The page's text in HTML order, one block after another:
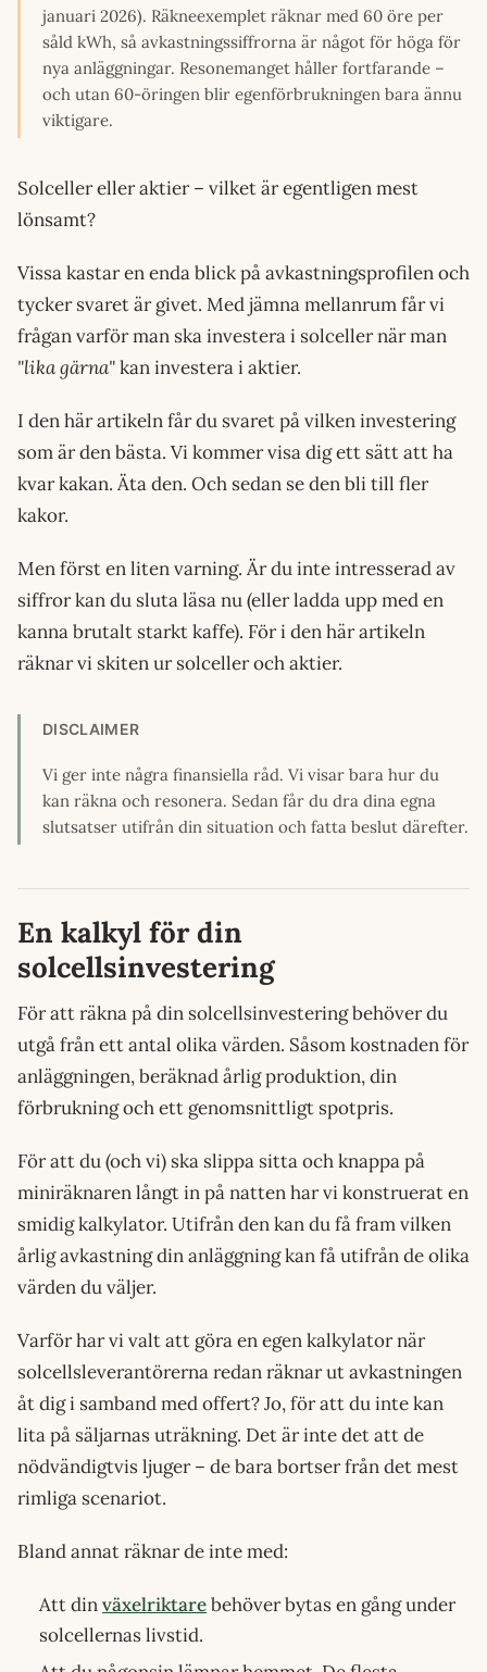
januari 2026). Räkneexemplet räknar med 60 öre per
såld kWh, så avkastningssiffrorna är något för höga för
nya anläggningar. Resonemanget håller fortfarande –
och utan 60-öringen blir egenförbrukningen bara ännu
viktigare.
Solceller eller aktier – vilket är egentligen mest
lönsamt?
Vissa kastar en enda blick på avkastningsprofilen och
tycker svaret är givet. Med jämna mellanrum får vi
frågan varför man ska investera i solceller när man
"lika gärna"kan investera i aktier.
I den här artikeln får du svaret på vilken investering
som är den bästa. Vi kommer visa dig ett sätt att ha
kvar kakan. Äta den. Och sedan se den bli till fler
kakor.
Men först en liten varning. Är du inte intresserad av
siffror kan du sluta läsa nu (eller ladda upp med en
kanna brutalt starkt kaffe). För i den här artikeln
räknar vi skiten ur solceller och aktier.
DISCLAIMER
Vi ger inte några finansiella råd. Vi visar bara hur du
kan räkna och resonera. Sedan får du dra dina egna
slutsatser utifrån din situation och fatta beslut därefter.
En kalkyl för din
solcellsinvestering
För att räkna på din solcellsinvestering behöver du
utgå från ett antal olika värden. Såsom kostnaden för
anläggningen, beräknad årlig produktion, din
förbrukning och ett genomsnittligt spotpris.
För att du (och vi) ska slippa sitta och knappa på
miniräknaren långt in på natten har vi konstruerat en
smidig kalkylator. Utifrån den kan du få fram vilken
årlig avkastning din anläggning kan få utifrån de olika
värden du väljer.
Varför har vi valt att göra en egen kalkylator när
solcellsleverantörerna redan räknar ut avkastningen
åt dig i samband med offert? Jo, för att du inte kan
lita på säljarnas uträkning. Det är inte det att de
nödvändigtvis ljuger – de bara bortser från det mest
rimliga scenariot.
Bland annat räknar de inte med:
Att dinväxelriktarebehöver bytas en gång under
solcellernas livstid.